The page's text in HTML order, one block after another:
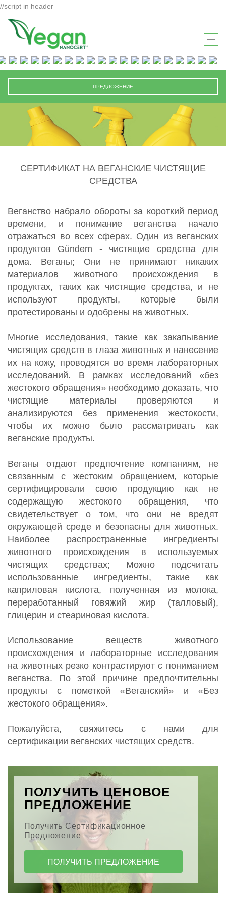
//script in header
T
O
G
G
L
I
O
N
ПРЕДЛОЖЕНИЕ
СЕРТИФИКАТ НА ВЕГАНСКИЕ ЧИСТЯЩИЕ
СРЕДСТВА
Веганство набрало обороты за короткий период
времени, и понимание веганства начало
отражаться во всех сферах. Один из веганских
продуктов Gündem - чистящие средства для
дома. Веганы; Они не принимают никаких
материалов животного происхождения в
продуктах, таких как чистящие средства, и не
используют продукты, которые были
протестированы и одобрены на животных.
Многие исследования, такие как закапывание
чистящих средств в глаза животных и нанесение
их на кожу, проводятся во время лабораторных
исследований. В рамках исследований «без
жестокого обращения» необходимо доказать, что
чистящие материалы проверяются и
анализируются без применения жестокости,
чтобы их можно было рассматривать как
веганские продукты.
Веганы отдают предпочтение компаниям, не
связанным с жестоким обращением, которые
сертифицировали свою продукцию как не
содержащую жестокого обращения, что
свидетельствует о том, что они не вредят
окружающей среде и безопасны для животных.
Наиболее распространенные ингредиенты
животного происхождения в используемых
чистящих средствах; Можно подсчитать
использованные ингредиенты, такие как
каприловая кислота, полученная из молока,
переработанный говяжий жир (талловый),
глицерин и стеариновая кислота.
Использование веществ животного
происхождения и лабораторные исследования
на животных резко контрастируют с пониманием
веганства. По этой причине предпочтительны
продукты с пометкой «Веганский» и «Без
жестокого обращения».
Пожалуйста, свяжитесь с нами для
сертификации веганских чистящих средств.
ПОЛУЧИТЬ ЦЕНОВОЕ
ПРЕДЛОЖЕНИЕ
Получить Сертификационное
Предложение
ПОЛУЧИТЬ ПРЕДЛОЖЕНИЕ